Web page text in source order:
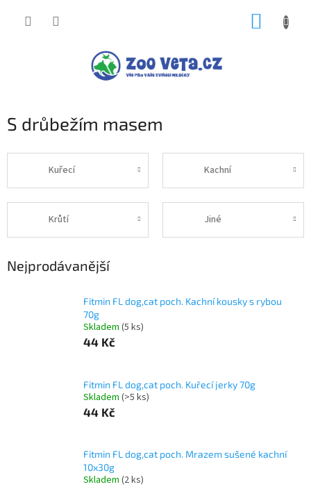
S drůbežím masem
Kuřecí Kachní
Krůtí Jiné
Nejprodávanější
Fitmin FL dog,cat poch. Kachní kousky s rybou
70g
Skladem (5 ks)
44 Kč
Fitmin FL dog,cat poch. Kuřecí jerky 70g
Skladem (>5 ks)
44 Kč
Fitmin FL dog,cat poch. Mrazem sušené kachní
10x30g
Skladem (2 ks)